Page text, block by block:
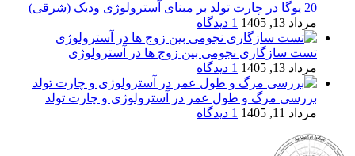
20 یوگا در چارت تولد بر مبنای آسترولوژی ودیک (شرقی)
مرداد 13, 1405
1 دیدگاه
تست سازگاری نجومی بین زوج ها در آسترولوژی
مرداد 13, 1405
1 دیدگاه
بررسی مرگ و طول عمر در آسترولوژی و چارت تولد
مرداد 11, 1405
1 دیدگاه